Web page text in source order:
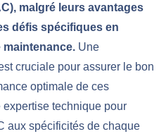
malgré leurs avantages
défis spécifiques en
maintenance. Une
cruciale pour assurer le bon
optimale de ces
technique pour
aux spécificités de chaque